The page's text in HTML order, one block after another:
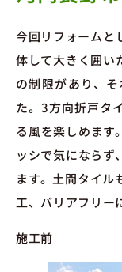
今回リフォームと
体して大きく囲い
の制限があり、
た。3方向折戸タ
る風を楽しめます
ッシで気にならず
ます。土間タイル
工、バリアフリー
施工前